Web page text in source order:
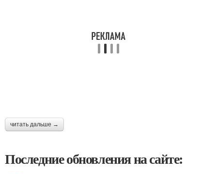
читать дальше →
Последние обновления на сайте: